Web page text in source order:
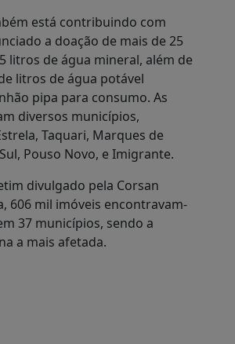
está contribuindo com
a doação de mais de 25
litros de água mineral, além de
litros de água potável
pipa para consumo. As
diversos municípios,
Taquari, Marques de
Pouso Novo, e Imigrante.
divulgado pela Corsan
606 mil imóveis encontravam-
37 municípios, sendo a
a mais afetada.